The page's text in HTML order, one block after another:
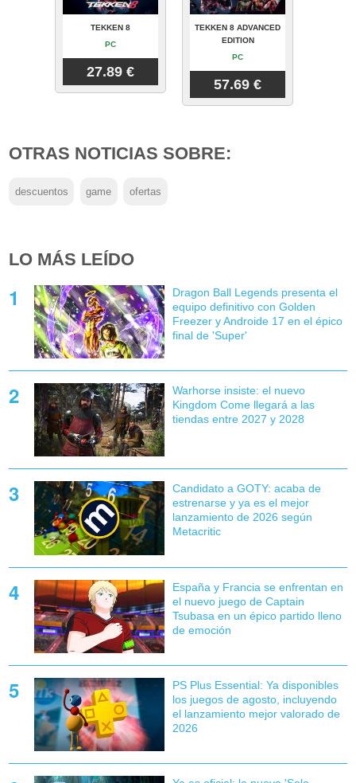
TEKKEN 8
PC
27.89 €
TEKKEN 8 ADVANCED
EDITION
PC
57.69 €
OTRAS NOTICIAS SOBRE:
descuentos game ofertas
LO MÁS LEÍDO
Dragon Ball Legends presenta el
equipo definitivo con Golden
Freezer y Androide 17 en el épico
final de 'Super'
Warhorse insiste: el nuevo
Kingdom Come llegará a las
tiendas entre 2027 y 2028
Candidato a GOTY: acaba de
estrenarse y ya es el mejor
lanzamiento de 2026 según
Metacritic
España y Francia se enfrentan en
el nuevo juego de Captain
Tsubasa en un épico partido lleno
de emoción
PS Plus Essential: Ya disponibles
los juegos de agosto, incluyendo
el lanzamiento mejor valorado de
2026